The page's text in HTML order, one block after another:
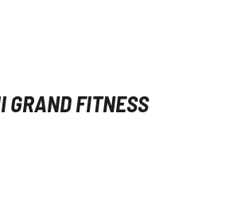
GRAND FITNESS